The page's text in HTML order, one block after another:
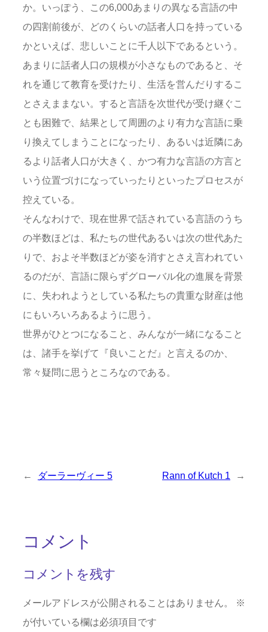
か。いっぽう、この6,000あまりの異なる言語の中
の四割前後が、どのくらいの話者人口を持っている
かといえば、悲しいことに千人以下であるという。
あまりに話者人口の規模が小さなものであると、そ
れを通じて教育を受けたり、生活を営んだりするこ
とさえままない。すると言語を次世代が受け継ぐこ
とも困難で、結果として周囲のより有力な言語に乗
り換えてしまうことになったり、あるいは近隣にあ
るより話者人口が大きく、かつ有力な言語の方言と
いう位置づけになっていったりといったプロセスが
控えている。
そんなわけで、現在世界で話されている言語のうち
の半数ほどは、私たちの世代あるいは次の世代あた
りで、およそ半数ほどが姿を消すとさえ言われてい
るのだが、言語に限らずグローバル化の進展を背景
に、失われようとしている私たちの貴重な財産は他
にもいろいろあるように思う。
世界がひとつになること、みんなが一緒になること
は、諸手を挙げて『良いことだ』と言えるのか、
常々疑問に思うところなのである。
← ダーラーヴィー 5 Rann of Kutch 1 →
コメント
コメントを残す
メールアドレスが公開されることはありません。
※
が付いている欄は必須項目です